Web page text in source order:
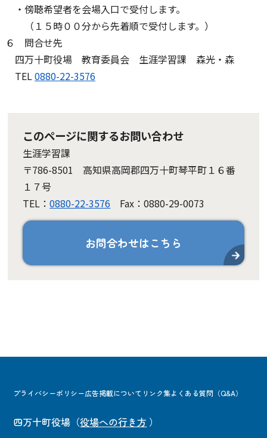
・傍聴希望者を会場入口で受付します。
（１５時００分から先着順で受付します。）
６ 問合せ先
四万十町役場 教育委員会 生涯学習課 森光・森
TEL0880-22-3576
このページに関するお問い合わせ
生涯学習課
〒786-8501 高知県高岡郡四万十町琴平町１６番
１７号
TEL：0880-22-3576 Fax：0880-29-0073
お問合わせはこちら
プライバシーポリシー広告掲載について リンク集よくある質問（Q&A）
四万十町役場 （役場への行き方 ）